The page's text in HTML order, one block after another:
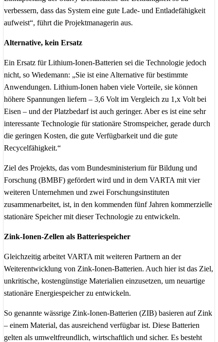
verbessern, dass das System eine gute Lade- und Entladefähigkeit
aufweist“, führt die Projektmanagerin aus.
Alternative, kein Ersatz
Ein Ersatz für Lithium-Ionen-Batterien sei die Technologie jedoch
nicht, so Wiedemann: „Sie ist eine Alternative für bestimmte
Anwendungen. Lithium-Ionen haben viele Vorteile, sie können
höhere Spannungen liefern – 3,6 Volt im Vergleich zu 1,x Volt bei
Eisen – und der Platzbedarf ist auch geringer. Aber es ist eine sehr
interessante Technologie für stationäre Stromspeicher, gerade durch
die geringen Kosten, die gute Verfügbarkeit und die gute
Recycelfähigkeit.“
Ziel des Projekts, das vom Bundesministerium für Bildung und
Forschung (BMBF) gefördert wird und in dem VARTA mit vier
weiteren Unternehmen und zwei Forschungsinstituten
zusammenarbeitet, ist, in den kommenden fünf Jahren kommerzielle
stationäre Speicher mit dieser Technologie zu entwickeln.
Zink-Ionen-Zellen als Batteriespeicher
Gleichzeitig arbeitet VARTA mit weiteren Partnern an der
Weiterentwicklung von Zink-Ionen-Batterien. Auch hier ist das Ziel,
unkritische, kostengünstige Materialien einzusetzen, um neuartige
stationäre Energiespeicher zu entwickeln.
So genannte wässrige Zink-Ionen-Batterien (ZIB) basieren auf Zink
– einem Material, das ausreichend verfügbar ist. Diese Batterien
gelten als umweltfreundlich, wirtschaftlich und sicher. Es besteht